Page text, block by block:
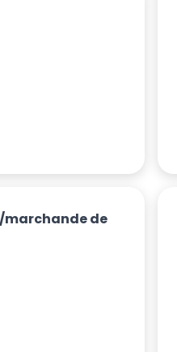
marchande de